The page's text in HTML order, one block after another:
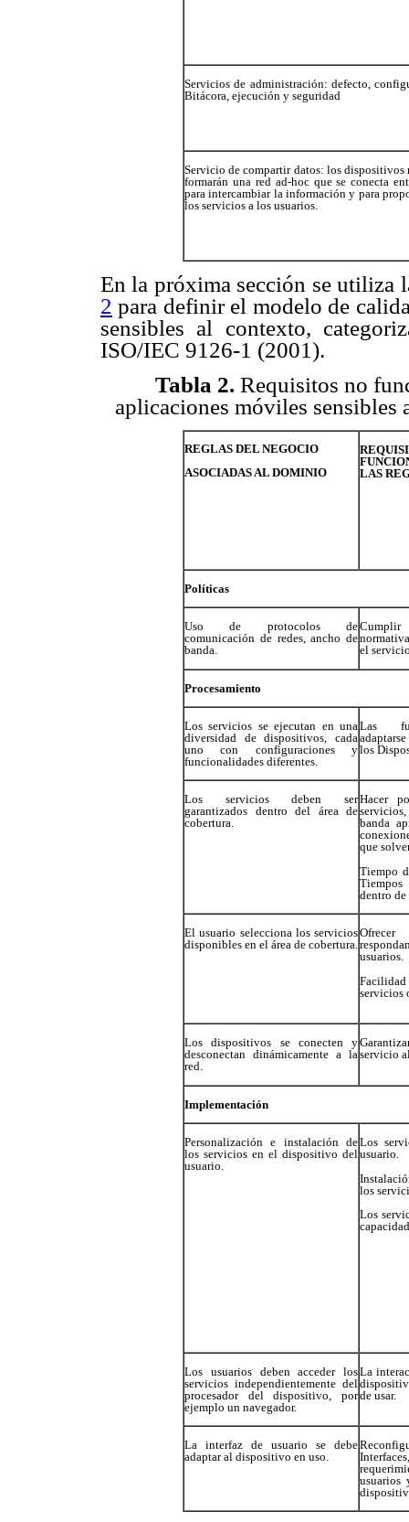
Servicios de administración: defecto,
Bitácora, ejecución y seguridad
Servicio de compartir datos: los dispositivos
formarán una red ad-hoc que se conecta
para intercambiar la información y para
los servicios a los usuarios.
En la próxima sección se utiliza
2 para definir el modelo de
sensibles al contexto,
ISO/IEC 9126-1 (2001).
Tabla 2. Requisitos no
aplicaciones móviles sensibles
REGLAS DEL NEGOCIO
ASOCIADAS AL DOMINIO
LAS
Políticas
Uso de protocolos de
comunicación de redes, ancho de
banda.
el
Procesamiento
Los servicios se ejecutan en una
diversidad de dispositivos, cada
uno con configuraciones y
funcionalidades diferentes.
Las
los
Los servicios deben ser
garantizados dentro del área de
cobertura.
Hacer
banda
que
Tiempo
Tiempos
dentro
El usuario selecciona los servicios
disponibles en el área de cobertura.
usuarios.
servicios
Los dispositivos se conecten y
desconectan dinámicamente a la
red.
servicio
Implementación
Personalización e instalación de
los servicios en el dispositivo del
usuario.
Los
usuario.
los
Los
Los usuarios deben acceder los
servicios independientemente del
procesador del dispositivo, por
ejemplo un navegador.
La
de usar.
La interfaz de usuario se debe
adaptar al dispositivo en uso.
usuarios